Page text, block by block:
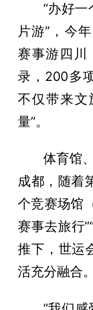
“办好
片游”，今
赛事游四川
录，200多
不仅带来文
量”。
体育馆
成都，随着
个竞赛场馆
赛事去旅行
推下，世运
活充分融合。